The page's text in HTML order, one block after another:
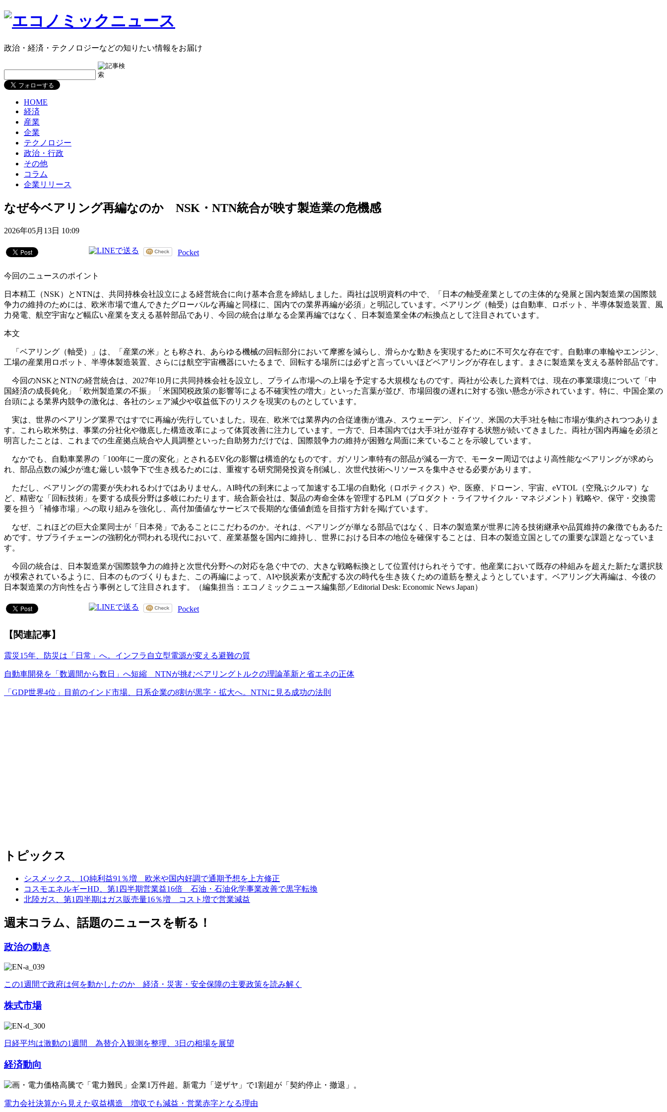
政治・経済・テクノロジーなどの知りたい情報をお届け
HOME
経済
産業
企業
テクノロジー
政治・行政
その他
コラム
企業リリース
なぜ今ベアリング再編なのか NSK・NTN統合が映す製造業の危機感
2026年05月13日 10:09
Pocket
今回のニュースのポイント
日本精工（NSK）とNTNは、共同持株会社設立による経営統合に向け基本合意を締結しました。両社は説明資料の中で、「日本の軸受産業としての主体的な発展と国内製造業の国際競
争力の維持のためには、欧米市場で進んできたグローバルな再編と同様に、国内での業界再編が必須」と明記しています。ベアリング（軸受）は自動車、ロボット、半導体製造装置、風
力発電、航空宇宙など幅広い産業を支える基幹部品であり、今回の統合は単なる企業再編ではなく、日本製造業全体の転換点として注目されています。
本文
「ベアリング（軸受）」は、「産業の米」とも称され、あらゆる機械の回転部分において摩擦を減らし、滑らかな動きを実現するために不可欠な存在です。自動車の車輪やエンジン、
工場の産業用ロボット、半導体製造装置、さらには航空宇宙機器にいたるまで、回転する場所には必ずと言っていいほどベアリングが存在します。まさに製造業を支える基幹部品です。
今回のNSKとNTNの経営統合は、2027年10月に共同持株会社を設立し、プライム市場への上場を予定する大規模なものです。両社が公表した資料では、現在の事業環境について「中
国経済の成長鈍化」「欧州製造業の不振」「米国関税政策の影響等による不確実性の増大」といった言葉が並び、市場回復の遅れに対する強い懸念が示されています。特に、中国企業の
台頭による業界内競争の激化は、各社のシェア減少や収益低下のリスクを現実のものとしています。
実は、世界のベアリング業界ではすでに再編が先行していました。現在、欧米では業界内の合従連衡が進み、スウェーデン、ドイツ、米国の大手3社を軸に市場が集約されつつありま
す。これら欧米勢は、事業の分社化や徹底した構造改革によって体質改善に注力しています。一方で、日本国内では大手3社が並存する状態が続いてきました。両社が国内再編を必須と
明言したことは、これまでの生産拠点統合や人員調整といった自助努力だけでは、国際競争力の維持が困難な局面に来ていることを示唆しています。
なかでも、自動車業界の「100年に一度の変化」とされるEV化の影響は構造的なものです。ガソリン車特有の部品が減る一方で、モーター周辺ではより高性能なベアリングが求めら
れ、部品点数の減少が進む厳しい競争下で生き残るためには、重複する研究開発投資を削減し、次世代技術へリソースを集中させる必要があります。
ただし、ベアリングの需要が失われるわけではありません。AI時代の到来によって加速する工場の自動化（ロボティクス）や、医療、ドローン、宇宙、eVTOL（空飛ぶクルマ）な
ど、精密な「回転技術」を要する成長分野は多岐にわたります。統合新会社は、製品の寿命全体を管理するPLM（プロダクト・ライフサイクル・マネジメント）戦略や、保守・交換需
要を担う「補修市場」への取り組みを強化し、高付加価値なサービスで長期的な価値創造を目指す方針を掲げています。
なぜ、これほどの巨大企業同士が「日本発」であることにこだわるのか。それは、ベアリングが単なる部品ではなく、日本の製造業が世界に誇る技術継承や品質維持の象徴でもあるた
めです。サプライチェーンの強靭化が問われる現代において、産業基盤を国内に維持し、世界における日本の地位を確保することは、日本の製造立国としての重要な課題となっていま
す。
今回の統合は、日本製造業が国際競争力の維持と次世代分野への対応を急ぐ中での、大きな戦略転換として位置付けられそうです。他産業において既存の枠組みを超えた新たな選択肢
が模索されているように、日本のものづくりもまた、この再編によって、AIや脱炭素が支配する次の時代を生き抜くための道筋を整えようとしています。ベアリング大再編は、今後の
日本製造業の方向性を占う事例として注目されます。（編集担当：エコノミックニュース編集部／Editorial Desk: Economic News Japan）
Pocket
【関連記事】
震災15年、防災は「日常」へ。インフラ自立型電源が変える避難の質
自動車開発を「数週間から数日」へ短縮 NTNが挑むベアリングトルクの理論革新と省エネの正体
「GDP世界4位」目前のインド市場、日系企業の8割が黒字・拡大へ。NTNに見る成功の法則
トピックス
シスメックス、1Q純利益91％増 欧米や国内好調で通期予想を上方修正
コスモエネルギーHD、第1四半期営業益16倍 石油・石油化学事業改善で黒字転換
北陸ガス、第1四半期はガス販売量16％増 コスト増で営業減益
週末コラム、話題のニュースを斬る！
政治の動き
この1週間で政府は何を動かしたのか 経済・災害・安全保障の主要政策を読み解く
株式市場
日経平均は激動の1週間 為替介入観測を整理、3日の相場を展望
経済動向
電力会社決算から見えた収益構造 増収でも減益・営業赤字となる理由